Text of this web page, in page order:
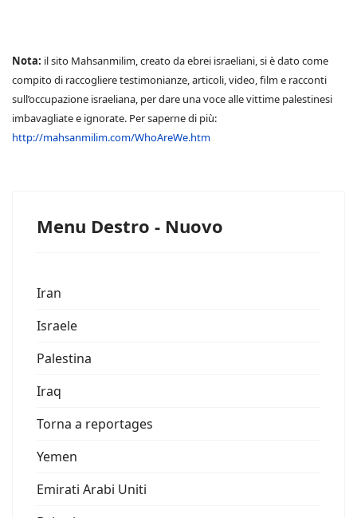
Nota: il sito Mahsanmilim, creato da ebrei israeliani, si è dato come
compito di raccogliere testimonianze, articoli, video, film e racconti
sull’occupazione israeliana, per dare una voce alle vittime palestinesi
imbavagliate e ignorate. Per saperne di più:
http://mahsanmilim.com/WhoAreWe.htm
Menu Destro - Nuovo
Iran
Israele
Palestina
Iraq
Torna a reportages
Yemen
Emirati Arabi Uniti